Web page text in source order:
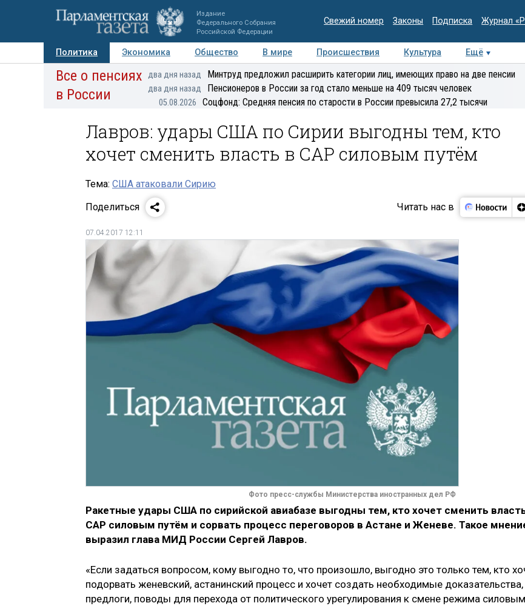
Издание
Федерального Собрания
Российской Федерации
Свежий номер Законы Подписка Журнал
Политика Экономика Общество В мире Происшествия Культура Ещё
Авторы Персоны Мнения Регионы Медиацентр Интервью Колумнисты
Все о пенсиях
в России
два дня назад Минтруд предложил расширить категории лиц, имеющих право на две пенсии
два дня назад Пенсионеров в России за год стало меньше на 409 тысяч человек
05.08.2026 Соцфонд: Средняя пенсия по старости в России превысила 27,2 тысячи
Лавров: удары США по Сирии выгодны тем, кто
хочет сменить власть в САР силовым путём
Тема: США атаковали Сирию
Поделиться
Читать нас в
07.04.2017 12:11
Фото пресс-службы Министерства иностранных дел РФ
Ракетные удары США по сирийской авиабазе выгодны тем, кто хочет сменить
САР силовым путём и сорвать процесс переговоров в Астане и Женеве. Такое
выразил глава МИД России Сергей Лавров.
«Если задаться вопросом, кому выгодно то, что произошло, выгодно это только тем, кто
подорвать женевский, астанинский процесс и хочет создать необходимые доказательства,
предлоги, поводы для перехода от политического урегулирования к смене режима силовым